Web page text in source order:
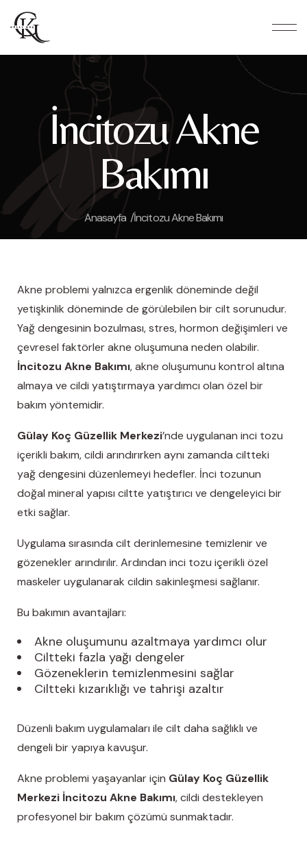
İncitozu Akne
Bakımı
Anasayfa /İncitozu Akne Bakımı
Akne problemi yalnızca ergenlik döneminde değil
yetişkinlik döneminde de görülebilen bir cilt sorunudur.
Yağ dengesinin bozulması, stres, hormon değişimleri ve
çevresel faktörler akne oluşumuna neden olabilir.
İncitozu Akne Bakımı, akne oluşumunu kontrol altına
almaya ve cildi yatıştırmaya yardımcı olan özel bir
bakım yöntemidir.
Gülay Koç Güzellik Merkezi’nde uygulanan inci tozu
içerikli bakım, cildi arındırırken aynı zamanda ciltteki
yağ dengesini düzenlemeyi hedefler. İnci tozunun
doğal mineral yapısı ciltte yatıştırıcı ve dengeleyici bir
etki sağlar.
Uygulama sırasında cilt derinlemesine temizlenir ve
gözenekler arındırılır. Ardından inci tozu içerikli özel
maskeler uygulanarak cildin sakinleşmesi sağlanır.
Bu bakımın avantajları:
Akne oluşumunu azaltmaya yardımcı olur
Ciltteki fazla yağı dengeler
Gözeneklerin temizlenmesini sağlar
Ciltteki kızarıklığı ve tahrişi azaltır
Düzenli bakım uygulamaları ile cilt daha sağlıklı ve
dengeli bir yapıya kavuşur.
Akne problemi yaşayanlar için Gülay Koç Güzellik
Merkezi İncitozu Akne Bakımı, cildi destekleyen
profesyonel bir bakım çözümü sunmaktadır.